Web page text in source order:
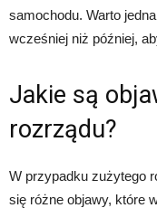
samochodu. Warto
wcześniej niż później,
Jakie są
rozrządu?
W przypadku zużytego
się różne objawy, które